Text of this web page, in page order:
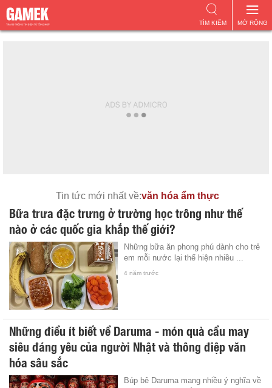
MỞ RỘNG
TÌM KIẾM
Tin tức mới nhất về:văn hóa ẩm thực
Bữa trưa đặc trưng ở trường học trông như thế
nào ở các quốc gia khắp thế giới?
Những bữa ăn phong phú dành cho trẻ
em mỗi nước lại thể hiện nhiều ...
4 năm trước
Những điều ít biết về Daruma - món quà cầu may
siêu đáng yêu của người Nhật và thông điệp văn
hóa sâu sắc
Búp bê Daruma mang nhiều ý nghĩa về